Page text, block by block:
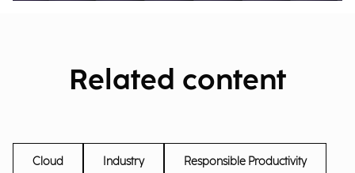
Related content
Cloud Industry Responsible Productivity